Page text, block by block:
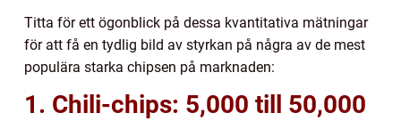
Titta för ett ögonblick på dessa kvantitativa mätningar
för att få en tydlig bild av styrkan på några av de mest
populära starka chipsen på marknaden:
1. Chili-chips: 5,000 till 50,000